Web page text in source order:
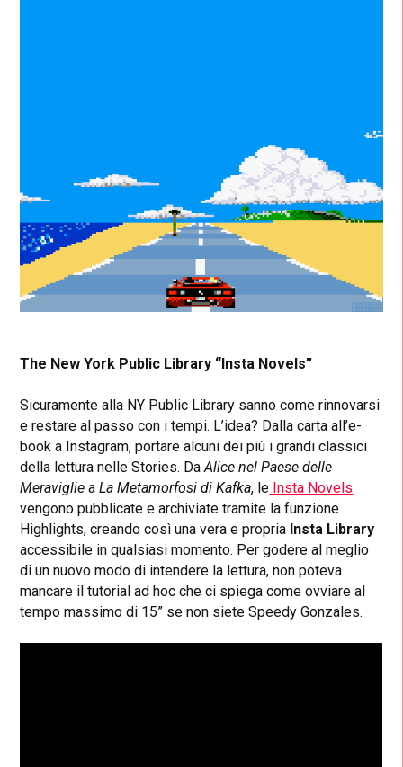
The New York Public Library “Insta Novels”
Sicuramente alla NY Public Library sanno come rinnovarsi
e restare al passo con i tempi. L’idea? Dalla carta all’e-
book a Instagram, portare alcuni dei più i grandi classici
della lettura nelle Stories. Da Alice nel Paese delle
Meraviglie aLa Metamorfosi di Kafka, le Insta Novels
vengono pubblicate e archiviate tramite la funzione
Highlights, creando così una vera e propria Insta Library
accessibile in qualsiasi momento. Per godere al meglio
di un nuovo modo di intendere la lettura, non poteva
mancare il tutorial ad hoc che ci spiega come ovviare al
tempo massimo di 15” se non siete Speedy Gonzales.